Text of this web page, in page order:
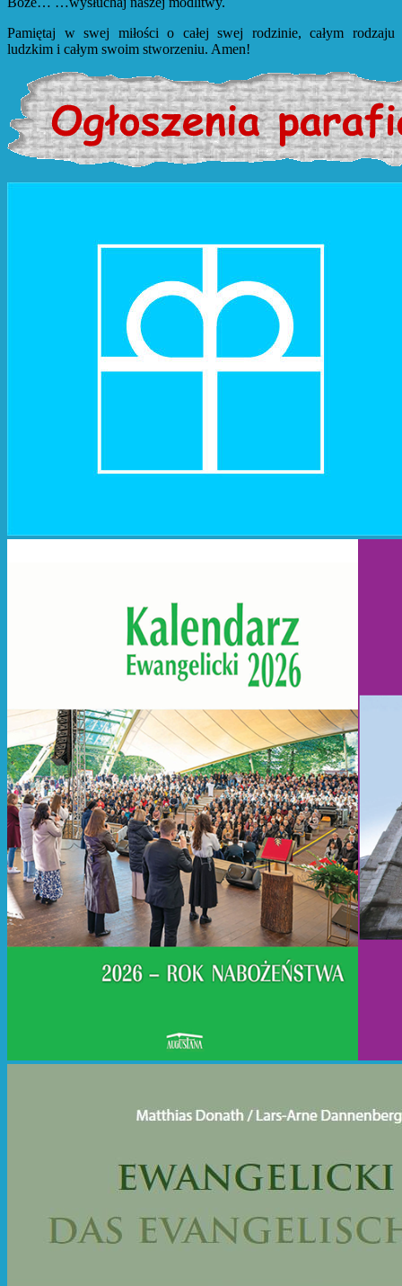
Pamiętaj w swej miłości o całej swej rodzinie, całym rodzaju
ludzkim i całym swoim stworzeniu. Amen!